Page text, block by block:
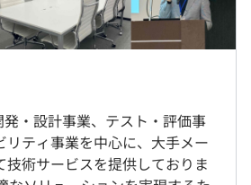
開催しています。
回行うことで評価の解像度を高め
名ほどのチームで行っています。
の勤務となります。
神奈川県内の通える範囲内となりま
転勤はありませんので、ご安心くだ
なります。
を保証するものではありません）
の勤務時間に準じます）
（60分）
時間／月
・設計事業、テスト・評価事
リティ事業を中心に、⼤⼿メー
技術サービスを提供しておりま